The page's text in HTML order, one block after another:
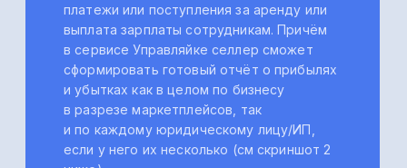
Если необходим показатель маржи по
воспользуйтесь детализированным
отчётом по продажам от платформы
Управляйка.